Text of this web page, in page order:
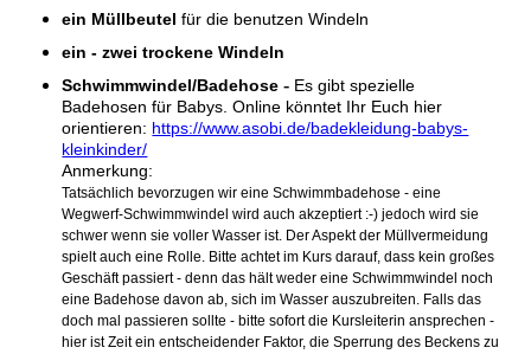
ein Müllbeutel für die benutzen Windeln
ein - zwei trockene Windeln
Schwimmwindel/Badehose - Es gibt spezielle
Badehosen für Babys. Online könntet Ihr Euch hier
orientieren: https://www.asobi.de/badekleidung-babys-
kleinkinder/
Anmerkung:
Tatsächlich bevorzugen wir eine Schwimmbadehose - eine
Wegwerf-Schwimmwindel wird auch akzeptiert :-) jedoch wird sie
schwer wenn sie voller Wasser ist. Der Aspekt der Müllvermeidung
spielt auch eine Rolle. Bitte achtet im Kurs darauf, dass kein großes
Geschäft passiert - denn das hält weder eine Schwimmwindel noch
eine Badehose davon ab, sich im Wasser auszubreiten. Falls das
doch mal passieren sollte - bitte sofort die Kursleiterin ansprechen -
hier ist Zeit ein entscheidender Faktor, die Sperrung des Beckens zu